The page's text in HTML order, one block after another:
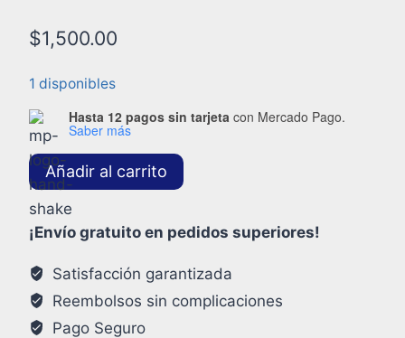
$1,500.00
1 disponibles
Hasta 12 pagos sin tarjeta con Mercado Pago.
Saber más
Añadir al carrito
¡Envío gratuito en pedidos superiores!
Satisfacción garantizada
Reembolsos sin complicaciones
Pago Seguro